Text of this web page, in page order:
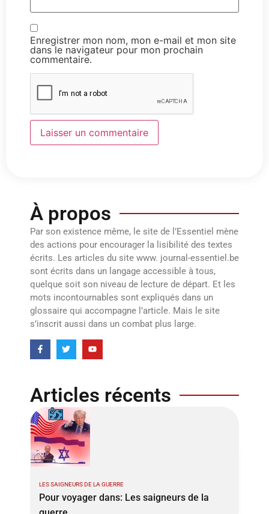
Enregistrer mon nom, mon e-mail et mon site
dans le navigateur pour mon prochain
commentaire.
À propos
Par son existence même, le site de l’Essentiel mène
des actions pour encourager la lisibilité des textes
écrits. Les articles du site www. journal-essentiel.be
sont écrits dans un langage accessible à tous,
quelque soit son niveau de lecture de départ. Et les
mots incontournables sont expliqués dans un
glossaire qui accompagne l’article. Mais le site
s’inscrit aussi dans un combat plus large.
Articles récents
LES SAIGNEURS DE LA GUERRE
Pour voyager dans: Les saigneurs de la